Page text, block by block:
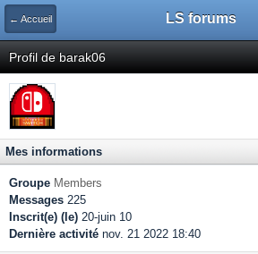
← Accueil LS forums
Profil de barak06
Mes informations
Groupe Members
Messages 225
Inscrit(e) (le) 20-juin 10
Dernière activité nov. 21 2022 18:40